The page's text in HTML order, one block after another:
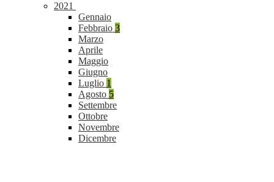
2021
Gennaio
Febbraio 3
Marzo
Aprile
Maggio
Giugno
Luglio 1
Agosto 5
Settembre
Ottobre
Novembre
Dicembre